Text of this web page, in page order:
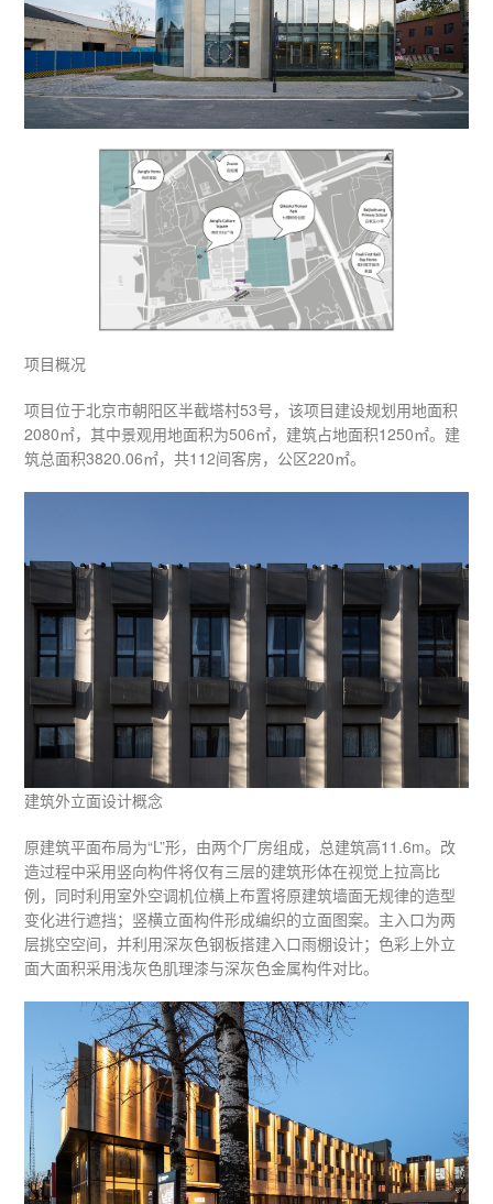
项目概况
项目位于北京市朝阳区半截塔村53号，该项目建设规划用地面积
2080㎡，其中景观用地面积为506㎡，建筑占地面积1250㎡。建
筑总面积3820.06㎡，共112间客房，公区220㎡。
建筑外立面设计概念
原建筑平面布局为“L”形，由两个厂房组成，总建筑高11.6m。改
造过程中采用竖向构件将仅有三层的建筑形体在视觉上拉高比
例，同时利用室外空调机位横上布置将原建筑墙面无规律的造型
变化进行遮挡；竖横立面构件形成编织的立面图案。主入口为两
层挑空空间，并利用深灰色钢板搭建入口雨棚设计；色彩上外立
面大面积采用浅灰色肌理漆与深灰色金属构件对比。